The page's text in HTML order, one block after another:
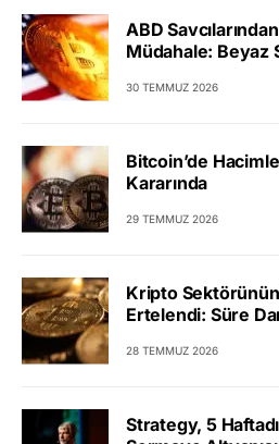
ABD
Müdahale: Beyaz
30 TEMMUZ 2026
Bitcoin’de
Kararında
29 TEMMUZ 2026
Kripto
Ertelendi: Süre
28 TEMMUZ 2026
Strategy, 5